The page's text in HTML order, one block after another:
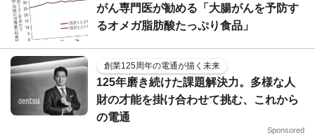
がん専門医が勧める「大腸がんを予防す
るオメガ脂肪酸たっぷり食品」
創業125周年の電通が描く未来
125年磨き続けた課題解決力。多様な人
財の才能を掛け合わせて挑む、これから
の電通
Sponsored